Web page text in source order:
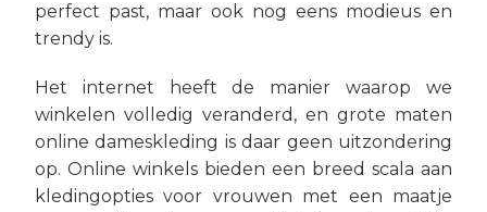
perfect past, maar ook nog eens modieus en
trendy is.
Het internet heeft de manier waarop we
winkelen volledig veranderd, en grote maten
online dameskleding is daar geen uitzondering
op. Online winkels bieden een breed scala aan
kledingopties voor vrouwen met een maatje